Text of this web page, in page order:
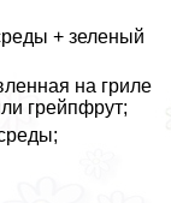
+ зеленый
на гриле
грейпфрут;